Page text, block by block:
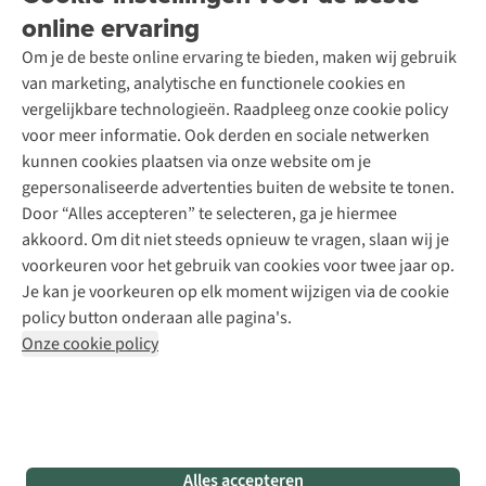
online ervaring
Om je de beste online ervaring te bieden, maken wij gebruik
van marketing, analytische en functionele cookies en
vergelijkbare technologieën. Raadpleeg onze cookie policy
voor meer informatie. Ook derden en sociale netwerken
kunnen cookies plaatsen via onze website om je
gepersonaliseerde advertenties buiten de website te tonen.
Door “Alles accepteren” te selecteren, ga je hiermee
akkoord. Om dit niet steeds opnieuw te vragen, slaan wij je
voorkeuren voor het gebruik van cookies voor twee jaar op.
Je kan je voorkeuren op elk moment wijzigen via de cookie
policy button onderaan alle pagina's.
Onze cookie policy
Alles accepteren
Contact
Over A.S.Adventure
Toegankelijkheidsverklaring
Wasservice
Schoenonderhoud
Schoenherstelling
Kledingherstelling
Retouches
Voor bedrijven
Podcast
Explore Academy
Explore Camp
Gear Check
Inspiratie & advies
Meld je aan voor de nieuwsbrief
Follow us
Disclaimer Privacy Policy
Algemene voorwaarden
Cookie Policy